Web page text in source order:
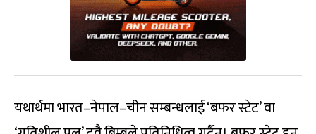
यथार्थमा भारत–नेपाल–चीन सम्बन्धलाई ‘बफर स्टेट’ वा